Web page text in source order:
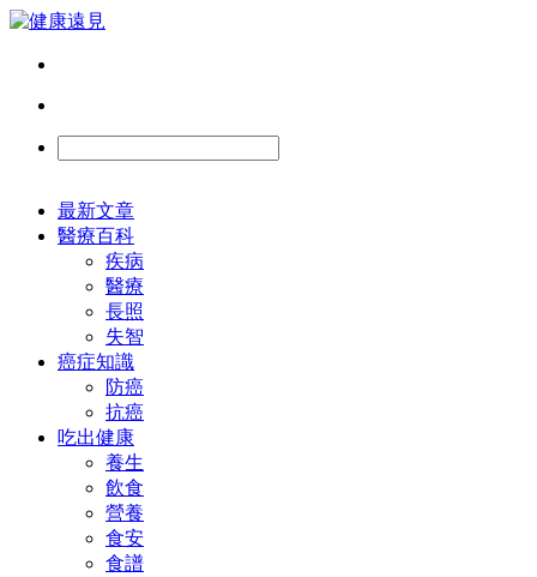
最新文章
醫療百科
疾病
醫療
長照
失智
癌症知識
防癌
抗癌
吃出健康
養生
飲食
營養
食安
食譜